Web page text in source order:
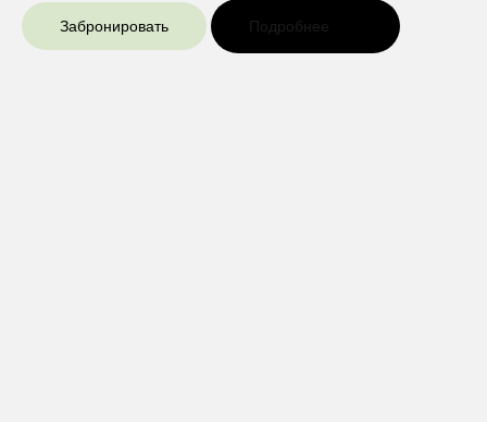
Забронировать Подробнее